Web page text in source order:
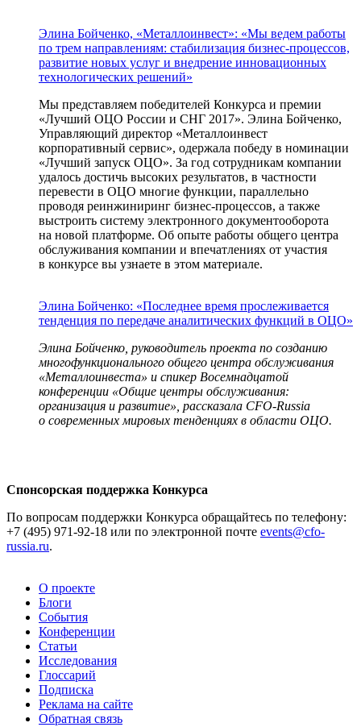
Элина Бойченко, «Металлоинвест»: «Мы ведем работы
по трем направлениям: стабилизация бизнес-процессов,
развитие новых услуг и внедрение инновационных
технологических решений»
Мы представляем победителей Конкурса и премии
«Лучший ОЦО России и СНГ 2017». Элина Бойченко,
Управляющий директор «Металлоинвест
корпоративный сервис», одержала победу в номинации
«Лучший запуск ОЦО». За год сотрудникам компании
удалось достичь высоких результатов, в частности
перевести в ОЦО многие функции, параллельно
проводя реинжиниринг бизнес-процессов, а также
выстроить систему электронного документооборота
на новой платформе. Об опыте работы общего центра
обслуживания компании и впечатлениях от участия
в конкурсе вы узнаете в этом материале.
Элина Бойченко: «Последнее время прослеживается
тенденция по передаче аналитических функций в ОЦО»
Элина Бойченко, руководитель проекта по созданию
многофункционального общего центра обслуживания
«Металлоинвеста» и спикер Восемнадцатой
конференции «Общие центры обслуживания:
организация и развитие» , рассказала CFO-Russia
о современных мировых тенденциях в области ОЦО.
Спонсорская поддержка Конкурса
По вопросам поддержки Конкурса обращайтесь по телефону:
+7 (495) 971-92-18 или по электронной почте events@cfo-
russia.ru.
О проекте
Блоги
События
Конференции
Статьи
Исследования
Глоссарий
Подписка
Реклама на сайте
Обратная связь